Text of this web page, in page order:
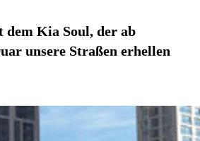
Kia Soul, der ab
unsere Straßen erhellen